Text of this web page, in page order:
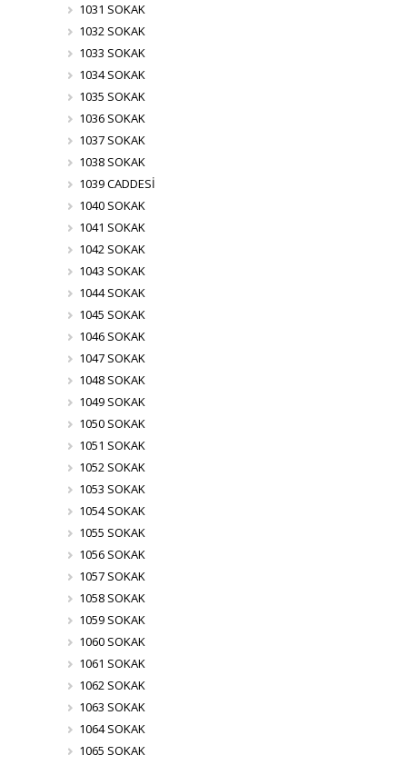
1031 SOKAK
1032 SOKAK
1033 SOKAK
1034 SOKAK
1035 SOKAK
1036 SOKAK
1037 SOKAK
1038 SOKAK
1039 CADDESİ
1040 SOKAK
1041 SOKAK
1042 SOKAK
1043 SOKAK
1044 SOKAK
1045 SOKAK
1046 SOKAK
1047 SOKAK
1048 SOKAK
1049 SOKAK
1050 SOKAK
1051 SOKAK
1052 SOKAK
1053 SOKAK
1054 SOKAK
1055 SOKAK
1056 SOKAK
1057 SOKAK
1058 SOKAK
1059 SOKAK
1060 SOKAK
1061 SOKAK
1062 SOKAK
1063 SOKAK
1064 SOKAK
1065 SOKAK